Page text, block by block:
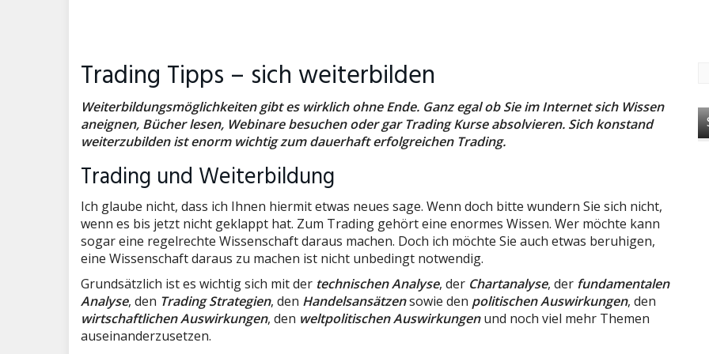
Trading Tipps – sich weiterbilden
Weiterbildungsmöglichkeiten gibt es wirklich ohne Ende. Ganz egal ob Sie im Internet sich Wissen
aneignen, Bücher lesen, Webinare besuchen oder gar Trading Kurse absolvieren. Sich konstand
weiterzubilden ist enorm wichtig zum dauerhaft erfolgreichen Trading.
Trading und Weiterbildung
Ich glaube nicht, dass ich Ihnen hiermit etwas neues sage. Wenn doch bitte wundern Sie sich nicht,
wenn es bis jetzt nicht geklappt hat. Zum Trading gehört eine enormes Wissen. Wer möchte kann
sogar eine regelrechte Wissenschaft daraus machen. Doch ich möchte Sie auch etwas beruhigen,
eine Wissenschaft daraus zu machen ist nicht unbedingt notwendig.
Grundsätzlich ist es wichtig sich mit der technischen Analyse, der Chartanalyse, der fundamentalen
Analyse, den Trading Strategien, den Handelsansätzensowie den politischen Auswirkungen, den
wirtschaftlichen Auswirkungen, den weltpolitischen Auswirkungenund noch viel mehr Themen
auseinanderzusetzen.